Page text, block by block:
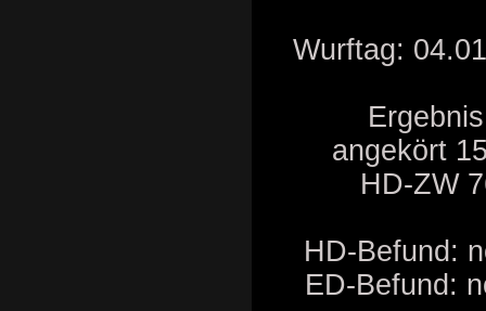
Wurftag:
angekört
HD-ZW
HD-Befund:
ED-Befund: